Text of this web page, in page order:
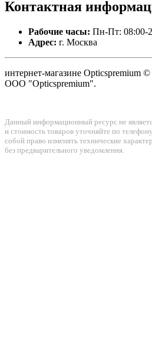
Контактная
Рабочие часы: Пн-Пт: 08:00-
Адрес: г. Москва
интернет-магазине Opticspremium
ООО "Opticspremium".
Данный информационный ресурс не
и стоимость товаров уточняйте по
собой право изменять технические
без предварительного уведомления.